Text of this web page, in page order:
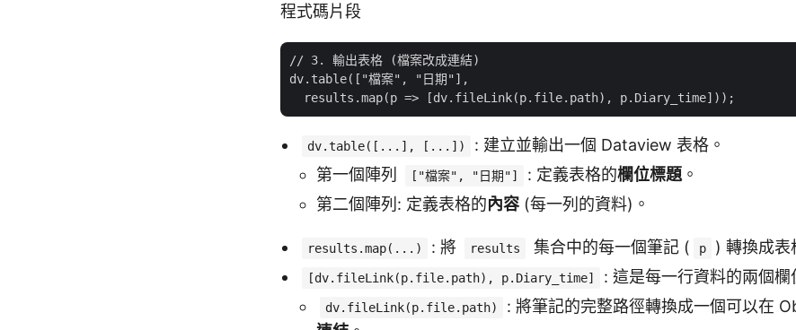
程式碼片段
// 3. 輸出表格 (檔案改成連結)
dv.table(["檔案", "日期"],
dv.table([...], [...])
: 建立並輸出一個 Dataview 表格。
第一個陣列
["檔案", "日期"] : 定義表格的欄位標題 。
第二個陣列: 定義表格的內容 (每一列的資料)。
results.map(...) : 將 results 集合中的每一個筆記 ( p ) 轉換成表
[dv.fileLink(p.file.path), p.Diary_time] : 這是每一行資料的兩個欄
dv.fileLink(p.file.path)
: 將筆記的完整路徑轉換成一個可以在